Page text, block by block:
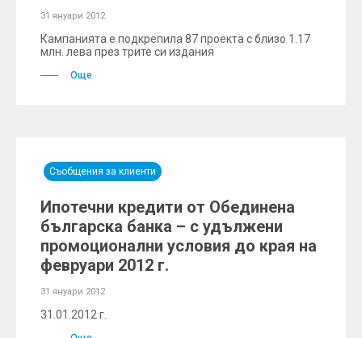
31 януари 2012
Кампанията е подкрепила 87 проекта с близо 1.17
млн. лева през трите си издания
Още
Съобщения за клиенти
Ипотечни кредити от Обединена
българска банка – с удължени
промоционални условия до края на
февруари 2012 г.
31 януари 2012
31.01.2012 г.